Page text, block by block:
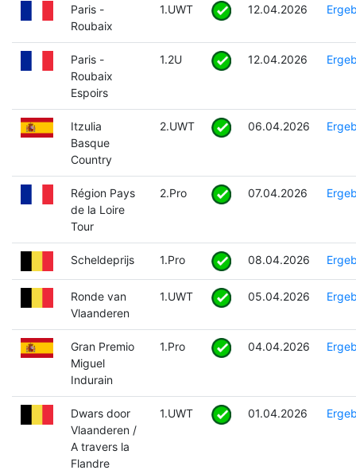
Paris -
Roubaix
1.UWT 12.04.2026
Paris -
Roubaix
Espoirs
1.2U 12.04.2026
Itzulia
Basque
Country
2.UWT 06.04.2026
Région Pays
de la Loire
Tour
2.Pro 07.04.2026
Scheldeprijs 1.Pro 08.04.2026
Ronde van
Vlaanderen
1.UWT 05.04.2026
Gran Premio
Miguel
Indurain
1.Pro 04.04.2026
Dwars door
Vlaanderen /
A travers la
Flandre
1.UWT 01.04.2026